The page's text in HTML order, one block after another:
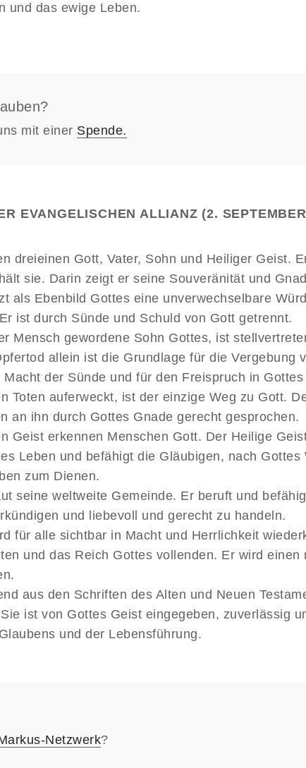
und das ewige Leben.
mit einer Spende.
EVANGELISCHEN ALLIANZ (2.
dreieinen Gott, Vater, Sohn und Heiliger Geist.
sie. Darin zeigt er seine Souveränität und
als Ebenbild Gottes eine unverwechselbare
ist durch Sünde und Schuld von Gott getrennt.
Mensch gewordene Sohn Gottes, ist
allein ist die Grundlage für die Vergebung
der Sünde und für den Freispruch in
Toten auferweckt, ist der einzige Weg zu Gott.
an ihn durch Gottes Gnade gerecht gesprochen.
Geist erkennen Menschen Gott. Der Heilige
Leben und befähigt die Gläubigen, nach Gottes
zum Dienen.
seine weltweite Gemeinde. Er beruft und
und liebevoll und gerecht zu handeln.
für alle sichtbar in Macht und Herrlichkeit
und das Reich Gottes vollenden. Er wird einen
aus den Schriften des Alten und Neuen
ist von Gottes Geist eingegeben, zuverlässig
und der Lebensführung.
Netzwerk?